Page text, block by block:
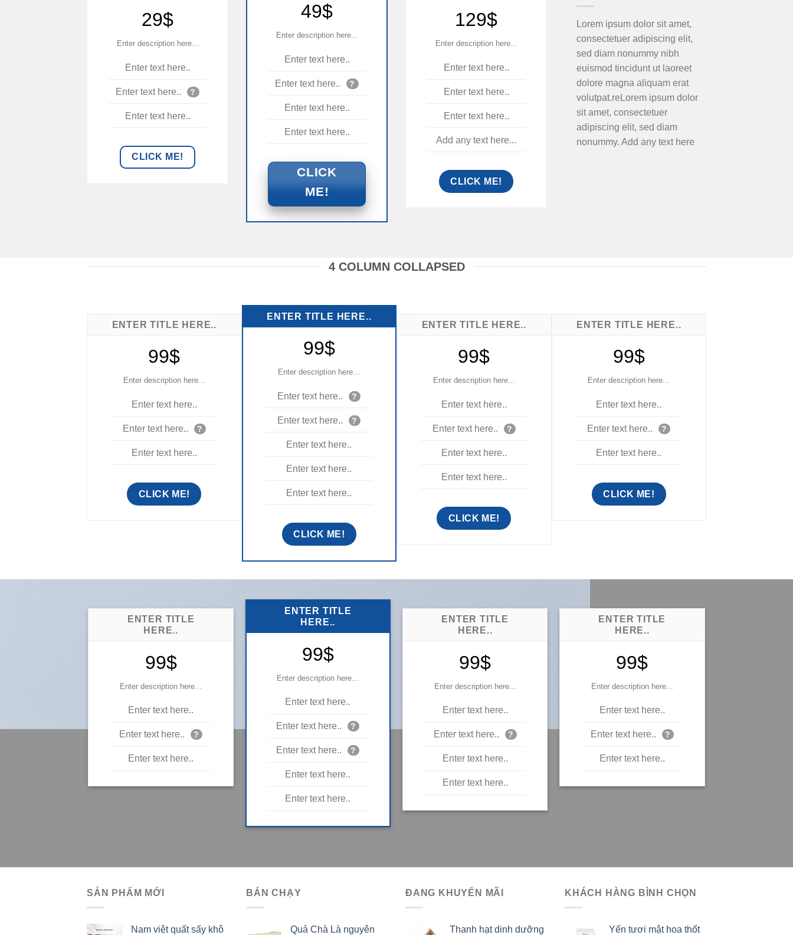
29$
Enter description here...
Enter text here..
Enter text here.. ?
Enter text here..
CLICK ME!
49$
Enter description here...
Enter text here..
Enter text here.. ?
Enter text here..
Enter text here..
CLICK
ME!
129$
Enter description here...
Enter text here..
Enter text here..
Enter text here..
Add any text here...
CLICK ME!
Lorem ipsum dolor sit amet,
consectetuer adipiscing elit,
sed diam nonummy nibh
euismod tincidunt ut laoreet
dolore magna aliquam erat
volutpat.reLorem ipsum dolor
sit amet, consectetuer
adipiscing elit, sed diam
nonummy. Add any text here
4 COLUMN COLLAPSED
ENTER TITLE HERE..
99$
Enter description here...
Enter text here..
Enter text here.. ?
Enter text here..
CLICK ME!
ENTER TITLE HERE..
99$
Enter description here...
Enter text here.. ?
Enter text here.. ?
Enter text here..
Enter text here..
Enter text here..
CLICK ME!
ENTER TITLE HERE..
99$
Enter description here...
Enter text here..
Enter text here.. ?
Enter text here..
Enter text here..
CLICK ME!
ENTER TITLE HERE..
99$
Enter description here...
Enter text here..
Enter text here.. ?
Enter text here..
CLICK ME!
ENTER TITLE
HERE..
99$
Enter description here...
Enter text here..
Enter text here.. ?
Enter text here..
ENTER TITLE
HERE..
99$
Enter description here...
Enter text here..
Enter text here.. ?
Enter text here.. ?
Enter text here..
Enter text here..
ENTER TITLE
HERE..
99$
Enter description here...
Enter text here..
Enter text here.. ?
Enter text here..
Enter text here..
ENTER TITLE
HERE..
99$
Enter description here...
Enter text here..
Enter text here.. ?
Enter text here..
SẢN PHẨM MỚI
Nam việt quất sấy khô
BÁN CHẠY
Quả Chà Là nguyên
ĐANG KHUYẾN MÃI
Thanh hạt dinh dưỡng
KHÁCH HÀNG BÌNH CHỌN
Yến tươi mật hoa thốt